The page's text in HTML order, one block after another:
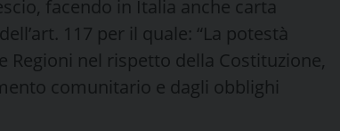
facendo in Italia anche carta
117 per il quale: “La potestà
Regioni nel rispetto della Costituzione,
comunitario e dagli obblighi